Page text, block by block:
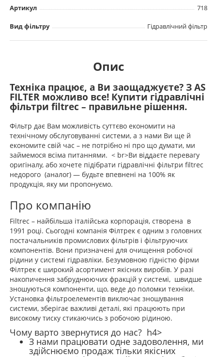
Артикул 718
Вид фільтру Гідравлічний фільтр
Опис
Техніка працює, а Ви заощаджуєте? З AS
FILTER можливо все! Купити гідравлічні
фільтри filtrec – правильне рішення.
Фільтр дає Вам можливість суттєво економити на
технічному обслуговуванні системи, а з нами Ви ще й
економите свій час – не потрібно ні про що думати, ми
займемося всіма питаннями. < br>Ви віддаєте перевагу
оригіналу, або хочете підібрати гідравлічні фільтри filtrec
недорого (аналог) — будьте впевнені на 100% як
продукція, яку ми пропонуємо.
Про компанію
Filtrec – найбільша італійська корпорація, створена в
1991 році. Сьогодні компанія Філтрек є одним з головних
постачальників промислових фільтрів і фільтруючих
компонентів. Вони призначені для очищення робочої
рідини у системі гідравліки. Безумовною гідністю фірми
Філтрек є широкий асортимент якісних виробів. У разі
накопичення забруднюючих фракцій у системі, швидше
зношуються компоненти, що, веде до поломки техніки.
Установка фільтроелементів виключає зношування
системи, зберігає важливі деталі, які працюють при
високому тиску стикаючись з робочою рідиною.
Чому варто звернутися до нас? h4>
З нами працювати одне задоволення, ми
здійснюємо продаж тільки якісних